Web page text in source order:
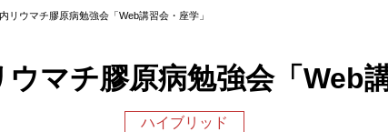
リウマチ膠原病勉強会「Web講習会・座学」
マチ膠原病勉強会「Web
ハイブリッド